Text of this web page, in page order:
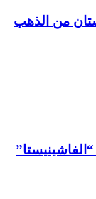
من الذهب